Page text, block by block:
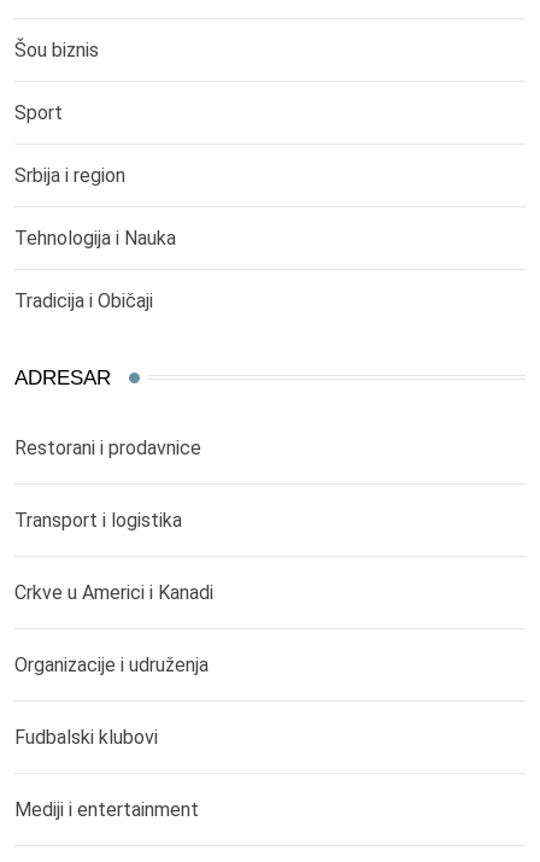
Šou biznis
Sport
Srbija i region
Tehnologija i Nauka
Tradicija i Običaji
ADRESAR
Restorani i prodavnice
Transport i logistika
Crkve u Americi i Kanadi
Organizacije i udruženja
Fudbalski klubovi
Mediji i entertainment